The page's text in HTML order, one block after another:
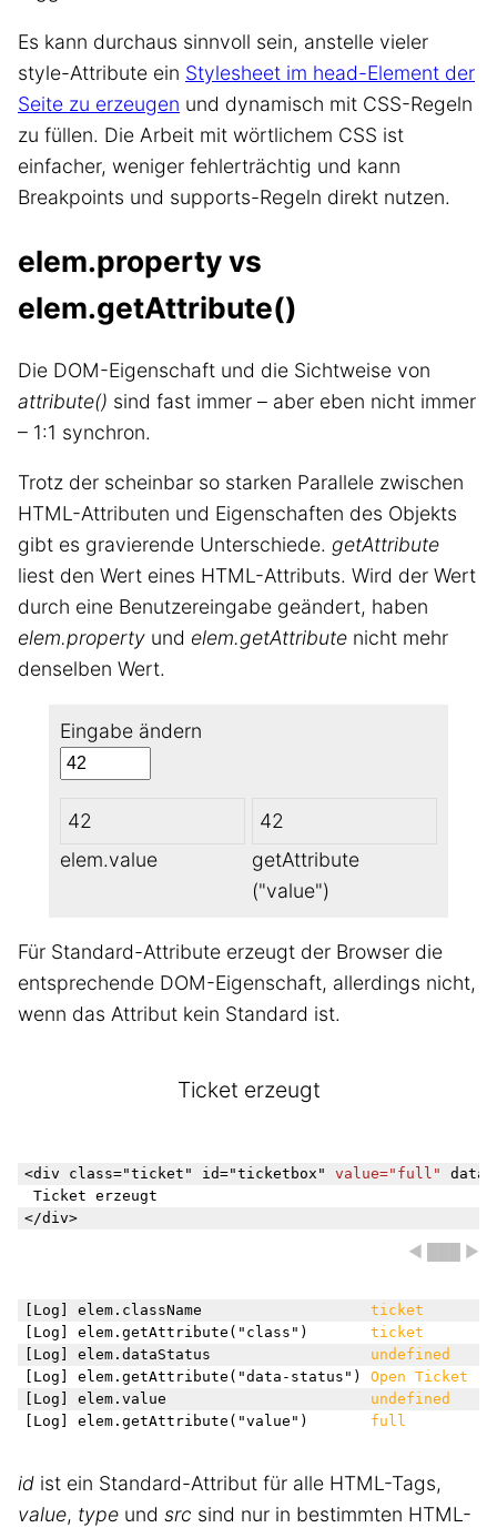
Es kann durchaus sinnvoll sein, anstelle vieler
style-Attribute ein Stylesheet im head-Element der
Seite zu erzeugen und dynamisch mit CSS-Regeln
zu füllen. Die Arbeit mit wörtlichem CSS ist
einfacher, weniger fehlerträchtig und kann
Breakpoints und supports-Regeln direkt nutzen.
elem.property vs
elem.getAttribute()
Die DOM-Eigenschaft und die Sichtweise von
attribute() sind fast immer – aber eben nicht immer
– 1:1 synchron.
Trotz der scheinbar so starken Parallele zwischen
HTML-Attributen und Eigenschaften des Objekts
gibt es gravierende Unterschiede. getAttribute
liest den Wert eines HTML-Attributs. Wird der Wert
durch eine Benutzereingabe geändert, haben
elem.property und elem.getAttribute nicht mehr
denselben Wert.
Eingabe ändern
42
elem.value
42
getAttribute
("value")
Für Standard-Attribute erzeugt der Browser die
entsprechende DOM-Eigenschaft, allerdings nicht,
wenn das Attribut kein Standard ist.
Ticket erzeugt
<div class="ticket" id="ticketbox" value="full"
data-
Ticket erzeugt
◀ ███ ▶
[Log] elem.className ticket
[Log] elem.getAttribute("class") ticket
[Log] elem.dataStatus undefined
[Log] elem.getAttribute("data-status") Open Ticket
[Log] elem.value undefined
[Log] elem.getAttribute("value") full
id ist ein Standard-Attribut für alle HTML-Tags,
value, type und src sind nur in bestimmten HTML-